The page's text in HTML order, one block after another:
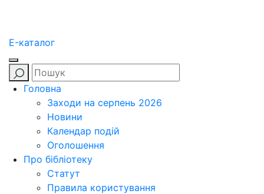
E-каталог
Головна
Заходи на серпень 2026
Новини
Календар подій
Оголошення
Про бібліотеку
Статут
Правила користування